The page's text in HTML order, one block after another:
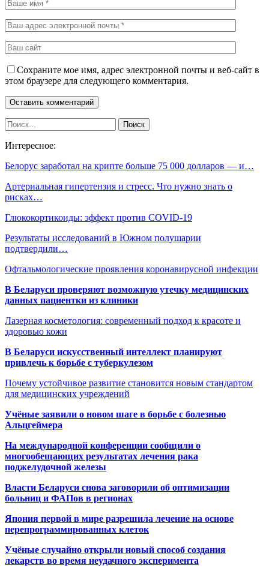
Сохраните мое имя, адрес электронной почты и веб-сайт в
этом браузере для следующего комментария.
Интересное:
Белорус заработал на крипте больше 75 000 долларов — и…
Артериальная гипертензия и стресс. Что нужно знать о
рисках…
Глюкокортикоиды: эффект против COVID-19
Результаты исследований в Южном полушарии
подтвердили…
Офтальмологические проявления коронавирусной инфекции
В Беларуси проверяют возможную утечку медицинских
данных пациентки из клиники
Лазерная косметология: современный подход к красоте и
здоровью кожи
В Беларуси искусственный интеллект планируют
привлечь к борьбе с туберкулезом
Почему устойчивое развитие становится новым стандартом
для медицинских учреждений
Учёные заявили о новом шаге в борьбе с болезнью
Альцгеймера
На международной конференции сообщили о
многообещающих результатах лечения рака
поджелудочной железы
Власти Беларуси снова заговорили об оптимизации
больниц и ФАПов в регионах
Япония первой в мире разрешила лечение на основе
перепрограммированных клеток
Учёные случайно открыли новый способ создания
лекарств во время неудачного эксперимента